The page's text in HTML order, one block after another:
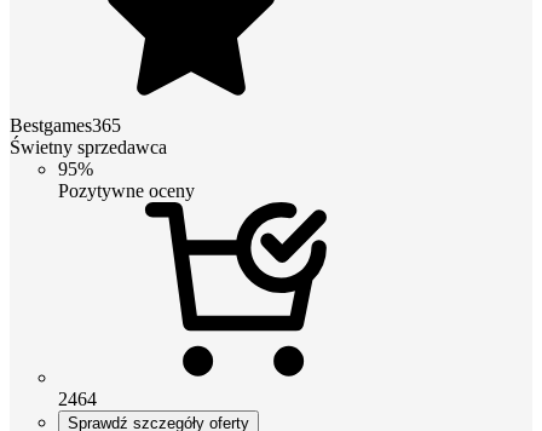
Bestgames365
Świetny sprzedawca
95%
Pozytywne oceny
2464
Sprawdź szczegóły oferty